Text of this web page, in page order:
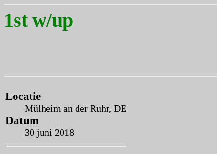
1st w/up
Locatie
Mülheim an der Ruhr, DE
Datum
30 juni 2018